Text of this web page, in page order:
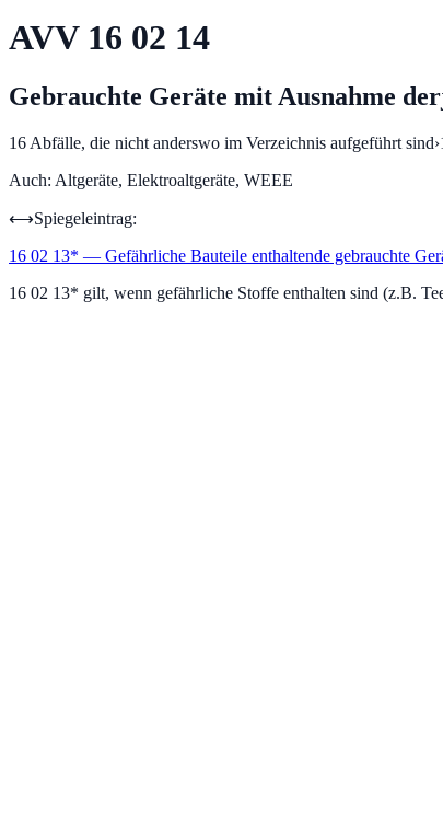
AVV 16 02 14
Gebrauchte Geräte mit Ausnahme
16 Abfälle, die nicht anderswo im Verzeichnis aufgeführt sind›
Auch: Altgeräte, Elektroaltgeräte, WEEE
⟷Spiegeleintrag:
16 02 13* — Gefährliche Bauteile enthaltende gebrauchte
16 02 13* gilt, wenn gefährliche Stoffe enthalten sind (z.B.